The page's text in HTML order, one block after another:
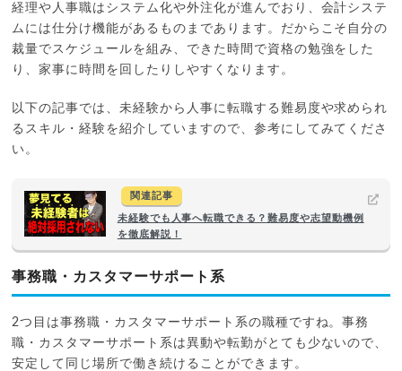
経理や人事職はシステム化や外注化が進んでおり、会計システ
ムには仕分け機能があるものまであります。だからこそ自分の
裁量でスケジュールを組み、できた時間で資格の勉強をした
り、家事に時間を回したりしやすくなります。
以下の記事では、未経験から人事に転職する難易度や求められ
るスキル・経験を紹介していますので、参考にしてみてくださ
い。
関連記事
未経験でも人事へ転職できる？難易度や志望動機例
を徹底解説！
事務職・カスタマーサポート系
2つ目は事務職・カスタマーサポート系の職種ですね。事務
職・カスタマーサポート系は異動や転勤がとても少ないので、
安定して同じ場所で働き続けることができます。